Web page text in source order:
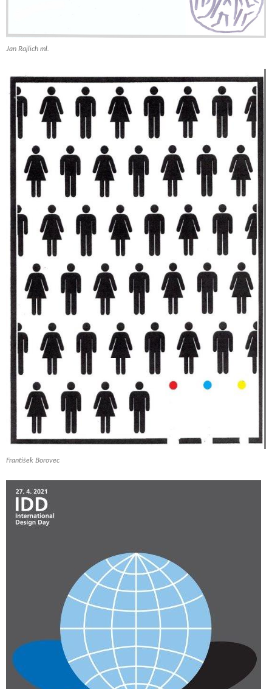
Jan Rajlich ml.
František Borovec